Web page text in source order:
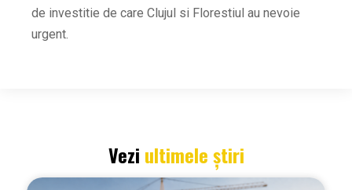
de investitie de care Clujul si Florestiul au nevoie
urgent.
Vezi ultimele știri